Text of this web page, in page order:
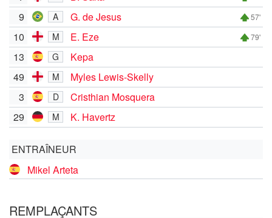
9 A G. de Jesus 57'
10 M E. Eze 79'
13 G
Kepa
49
M
Myles Lewis-Skelly
3
D
Cristhian Mosquera
29
M K. Havertz
ENTRAÎNEUR
Mikel Arteta
REMPLAÇANTS